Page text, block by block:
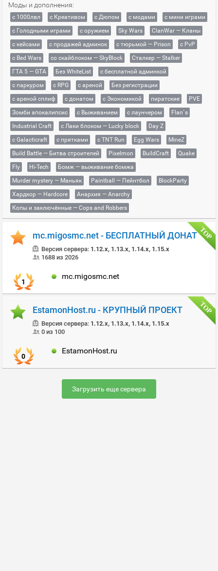
Моды и дополнения:
с 1000лвл c Креативом с Дюпом с модами
с мини играми
с Голодными играми
с оружием Sky Wars
ClanWar — Кланы
с кейсами
с продажей админок с тюрьмой — Prison
с PvP
с Bed Wars
со скайблоком — SkyBlock
Сталкер — Stalker
ГТА 5 — GTA
Без WhiteList
с бесплатной админкой
с паркуром
с RPG с ареной
Без регистрации
с ареной сплиф
с донатом с Экономикой пиратские
PVE
Зомби апокалипсис
с Выживанием с лаунчером
Flan`s
Industrial Craft
с Лаки блоком — Lucky block
Day Z
с Galacticraft
с прятками с TNT Run Egg Wars
MineZ
Build Battle — Битва строителей
Pixelmon BuildCraft
Quake
Fly
Hi-Tech
Бомж — выживание бомжа
Murder mystery — Маньяк
Paintball — Пейнтбол
BlockParty
Хардкор — Hardcore
Анархия — Anarchy
Копы и заключённые — Cops and Robbers
mc.migosmc.net - БЕСПЛАТНЫЙ ДОНАТ
Версия сервера: 1.12.x, 1.13.x, 1.14.x, 1.15.x
1688 из 2026
1
mc.migosmc.net
EstamonHost.ru - КРУПНЫЙ ПРОЕКТ
Версия сервера: 1.12.x, 1.13.x, 1.14.x, 1.15.x
0 из 100
0
EstamonHost.ru
Загрузить еще сервера